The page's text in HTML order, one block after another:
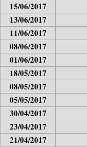
15/06/2017
13/06/2017
11/06/2017
08/06/2017
01/06/2017
18/05/2017
08/05/2017
05/05/2017
30/04/2017
23/04/2017
21/04/2017